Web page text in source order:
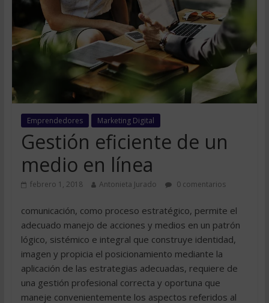
Emprendedores Marketing Digital
Gestión eficiente de un
medio en línea
febrero 1, 2018 Antonieta Jurado 0 comentarios
comunicación, como proceso estratégico, permite el
adecuado manejo de acciones y medios en un patrón
lógico, sistémico e integral que construye identidad,
imagen y propicia el posicionamiento mediante la
aplicación de las estrategias adecuadas, requiere de
una gestión profesional correcta y oportuna que
maneje convenientemente los aspectos referidos al